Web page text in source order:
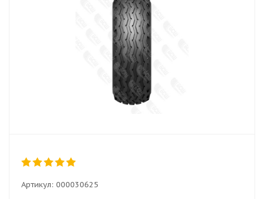
Артикул: 000030625